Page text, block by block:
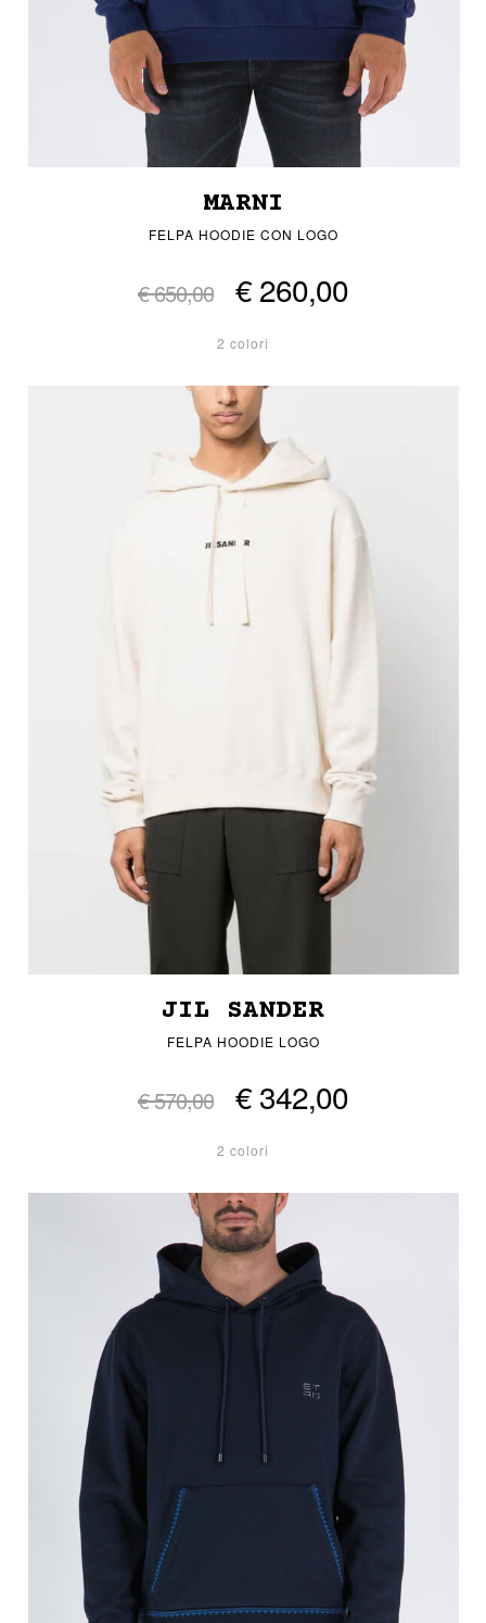
MARNI
FELPA HOODIE CON LOGO
€ 650,00 € 260,00
2 colori
JIL SANDER
FELPA HOODIE LOGO
€ 570,00 € 342,00
2 colori